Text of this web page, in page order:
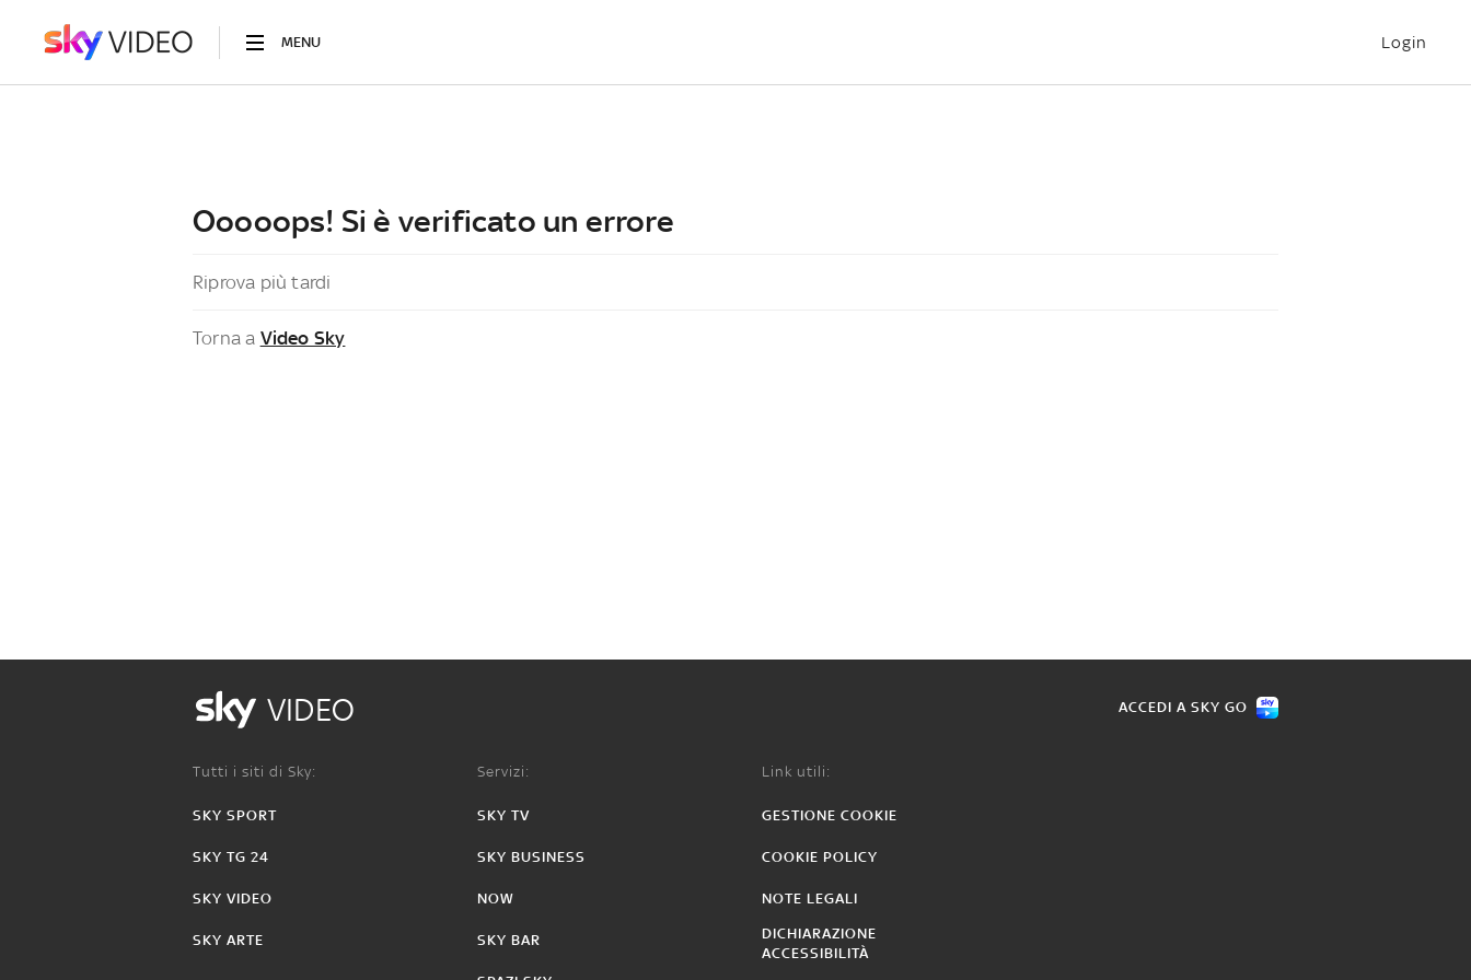
MENU Login
Ooooops! Si è verificato un errore
Riprova più tardi
Torna a Video Sky
VIDEO ACCEDI A SKY GO
Tutti i siti di Sky:
SKY SPORT
SKY TG 24
SKY VIDEO
SKY ARTE
Servizi:
SKY TV
SKY BUSINESS
NOW
SKY BAR
Link utili:
GESTIONE COOKIE
COOKIE POLICY
NOTE LEGALI
DICHIARAZIONE
ACCESSIBILITÀ